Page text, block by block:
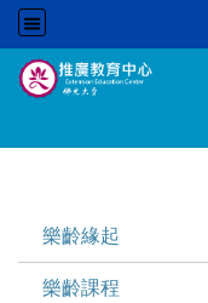
樂齡緣起
樂齡課程